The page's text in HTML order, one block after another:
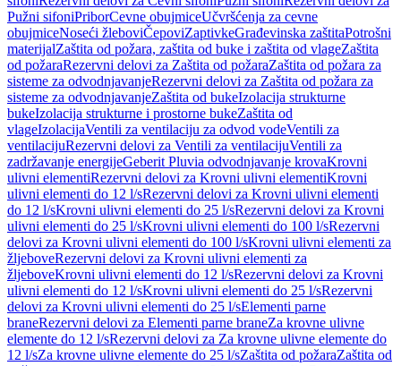
Pužni sifoniPriborCevne obujmiceUčvršćenja za cevne
obujmiceNoseći žleboviČepoviZaptivkeGrađevinska zaštitaPotrošni
materijalZaštita od požara, zaštita od buke i zaštita od vlageZaštita
od požaraRezervni delovi za Zaštita od požaraZaštita od požara za
sisteme za odvodnjavanjeRezervni delovi za Zaštita od požara za
sisteme za odvodnjavanjeZaštita od bukeIzolacija strukturne
bukeIzolacija strukturne i prostorne bukeZaštita od
vlageIzolacijaVentili za ventilaciju za odvod vodeVentili za
ventilacijuRezervni delovi za Ventili za ventilacijuVentili za
zadržavanje energijeGeberit Pluvia odvodnjavanje krovaKrovni
ulivni elementiRezervni delovi za Krovni ulivni elementiKrovni
ulivni elementi do 12 l/sRezervni delovi za Krovni ulivni elementi
do 12 l/sKrovni ulivni elementi do 25 l/sRezervni delovi za Krovni
ulivni elementi do 25 l/sKrovni ulivni elementi do 100 l/sRezervni
delovi za Krovni ulivni elementi do 100 l/sKrovni ulivni elementi za
žljeboveRezervni delovi za Krovni ulivni elementi za
žljeboveKrovni ulivni elementi do 12 l/sRezervni delovi za Krovni
ulivni elementi do 12 l/sKrovni ulivni elementi do 25 l/sRezervni
delovi za Krovni ulivni elementi do 25 l/sElementi parne
braneRezervni delovi za Elementi parne braneZa krovne ulivne
elemente do 12 l/sRezervni delovi za Za krovne ulivne elemente do
12 l/sZa krovne ulivne elemente do 25 l/sZaštita od požaraZaštita od